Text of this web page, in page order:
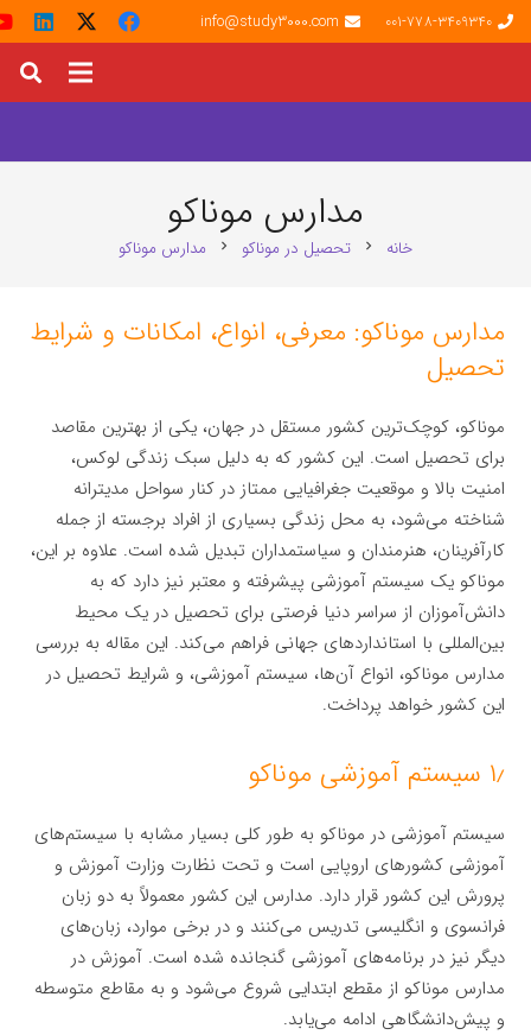
001-778-3409340
info@study3000.com
مدارس موناکو
خانه chevron_right تحصیل در موناکو chevron_right مدارس موناکو
مدارس موناکو: معرفی، انواع، امکانات و شرایط
تحصیل
موناکو، کوچک‌ترین کشور مستقل در جهان، یکی از بهترین مقاصد
برای تحصیل است. این کشور که به دلیل سبک زندگی لوکس،
امنیت بالا و موقعیت جغرافیایی ممتاز در کنار سواحل مدیترانه
شناخته می‌شود، به محل زندگی بسیاری از افراد برجسته از جمله
کارآفرینان، هنرمندان و سیاستمداران تبدیل شده است. علاوه بر این،
موناکو یک سیستم آموزشی پیشرفته و معتبر نیز دارد که به
دانش‌آموزان از سراسر دنیا فرصتی برای تحصیل در یک محیط
بین‌المللی با استانداردهای جهانی فراهم می‌کند. این مقاله به بررسی
مدارس موناکو، انواع آن‌ها، سیستم آموزشی، و شرایط تحصیل در
این کشور خواهد پرداخت.
۱٫ سیستم آموزشی موناکو
سیستم آموزشی در موناکو به طور کلی بسیار مشابه با سیستم‌های
آموزشی کشورهای اروپایی است و تحت نظارت وزارت آموزش و
پرورش این کشور قرار دارد. مدارس این کشور معمولاً به دو زبان
فرانسوی و انگلیسی تدریس می‌کنند و در برخی موارد، زبان‌های
دیگر نیز در برنامه‌های آموزشی گنجانده شده است. آموزش در
مدارس موناکو از مقطع ابتدایی شروع می‌شود و به مقاطع متوسطه
و پیش‌دانشگاهی ادامه می‌یابد.